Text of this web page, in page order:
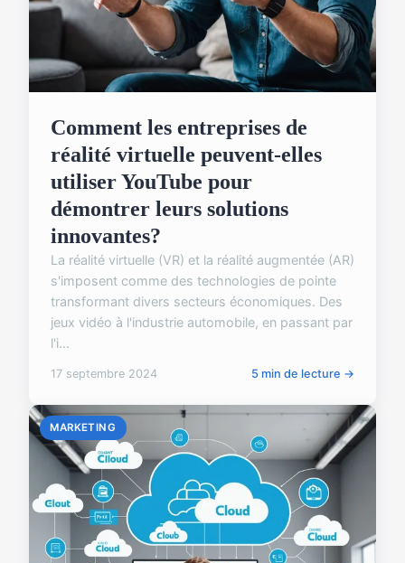
Comment les entreprises de
réalité virtuelle peuvent-elles
utiliser YouTube pour
démontrer leurs solutions
innovantes?
La réalité virtuelle (VR) et la réalité augmentée (AR)
s'imposent comme des technologies de pointe
transformant divers secteurs économiques. Des
jeux vidéo à l'industrie automobile, en passant par
l'i...
17 septembre 2024 5 min de lecture →
MARKETING